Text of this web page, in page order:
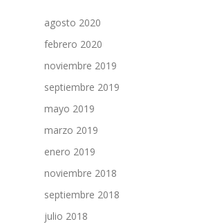
agosto 2020
febrero 2020
noviembre 2019
septiembre 2019
mayo 2019
marzo 2019
enero 2019
noviembre 2018
septiembre 2018
julio 2018